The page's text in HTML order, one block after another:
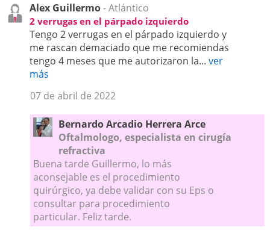
Alex Guillermo- Atlántico
2 verrugas en el párpado izquierdo
Tengo 2 verrugas en el párpado izquierdo y
me rascan demaciado que me recomiendas
tengo 4 meses que me autorizaron la... ver
más
07 de abril de 2022
Bernardo Arcadio Herrera Arce
Oftalmologo, especialista en cirugía
refractiva
Buena tarde Guillermo, lo más
aconsejable es el procedimiento
quirúrgico, ya debe validar con su Eps o
consultar para procedimiento
particular. Feliz tarde.